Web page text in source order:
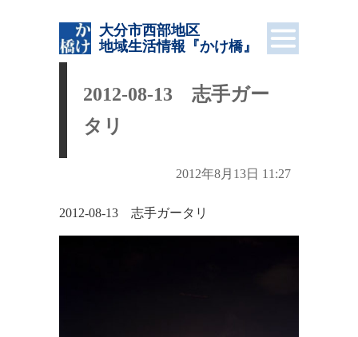
大分市西部地区
地域生活情報 『かけ橋』
2012-08-13 志手ガー
タリ
2012年8月13日 11:27
2012-08-13 志手ガータリ